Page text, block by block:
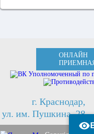
ОНЛАЙН
г. Краснодар,
ул. им. Пушкина, 28